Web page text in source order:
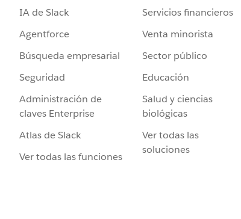
IA de Slack
Agentforce
Búsqueda empresarial
Seguridad
Administración de
claves Enterprise
Atlas de Slack
Ver todas las funciones
Servicios financieros
Venta minorista
Sector público
Educación
Salud y ciencias
biológicas
Ver todas las
soluciones